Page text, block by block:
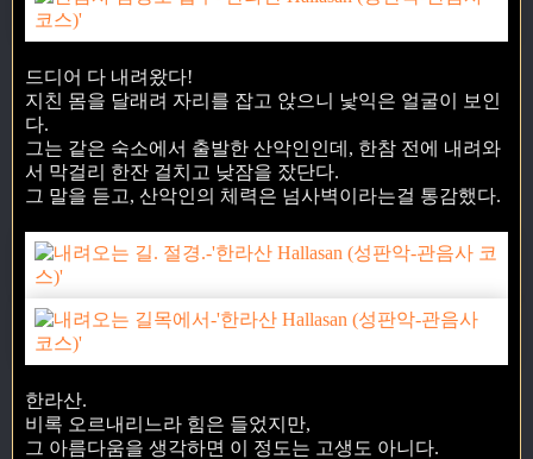
드디어 다 내려왔다!
지친 몸을 달래려 자리를 잡고 앉으니 낯익은 얼굴이 보인
다.
그는 같은 숙소에서 출발한 산악인인데, 한참 전에 내려와
서 막걸리 한잔 걸치고 낮잠을 잤단다.
그 말을 듣고, 산악인의 체력은 넘사벽이라는걸 통감했다.
한라산.
비록 오르내리느라 힘은 들었지만,
그 아름다움을 생각하면 이 정도는 고생도 아니다.